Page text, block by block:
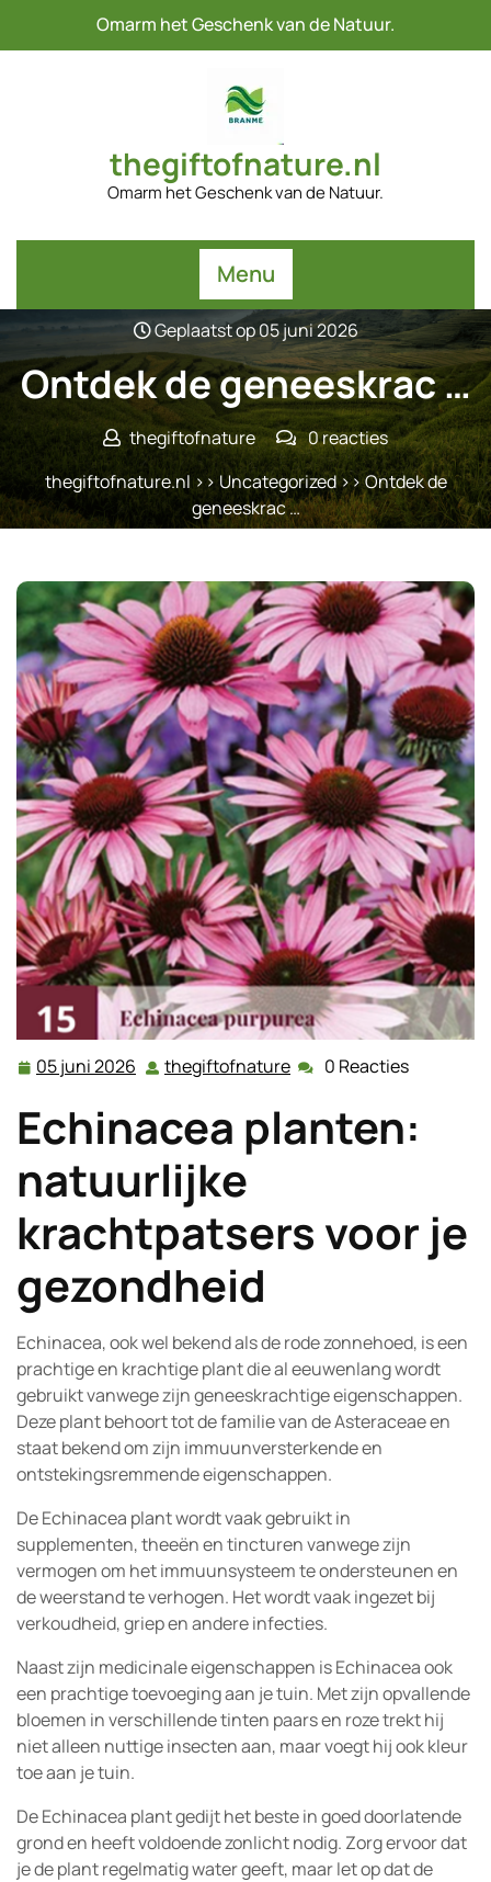
Omarm het Geschenk van de Natuur.
thegiftofnature.nl
Omarm het Geschenk van de Natuur.
Menu
Geplaatst op 05 juni 2026
Ontdek de geneeskrac …
thegiftofnature
0 reacties
thegiftofnature.nl>> Uncategorized>> Ontdek de
geneeskrac …
05 juni 2026 05
2026
thegiftofnature thegiftofnature
0 Reacties
Echinacea planten:
natuurlijke
krachtpatsers voor je
gezondheid
Echinacea, ook wel bekend als de rode zonnehoed, is een
prachtige en krachtige plant die al eeuwenlang wordt
gebruikt vanwege zijn geneeskrachtige eigenschappen.
Deze plant behoort tot de familie van de Asteraceae en
staat bekend om zijn immuunversterkende en
ontstekingsremmende eigenschappen.
De Echinacea plant wordt vaak gebruikt in
supplementen, theeën en tincturen vanwege zijn
vermogen om het immuunsysteem te ondersteunen en
de weerstand te verhogen. Het wordt vaak ingezet bij
verkoudheid, griep en andere infecties.
Naast zijn medicinale eigenschappen is Echinacea ook
een prachtige toevoeging aan je tuin. Met zijn opvallende
bloemen in verschillende tinten paars en roze trekt hij
niet alleen nuttige insecten aan, maar voegt hij ook kleur
toe aan je tuin.
De Echinacea plant gedijt het beste in goed doorlatende
grond en heeft voldoende zonlicht nodig. Zorg ervoor dat
je de plant regelmatig water geeft, maar let op dat de